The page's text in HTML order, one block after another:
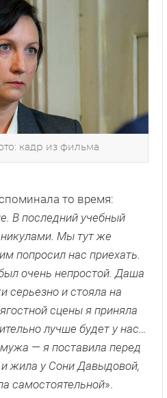
кадр из фильма
то время:
В последний учебный
Мы тут же
попросил нас приехать.
очень непростой. Даша
серьезно и стояла на
сцены я приняла
лучше будет у нас…
— я поставила перед
жила у Сони Давыдовой,
самостоятельной».